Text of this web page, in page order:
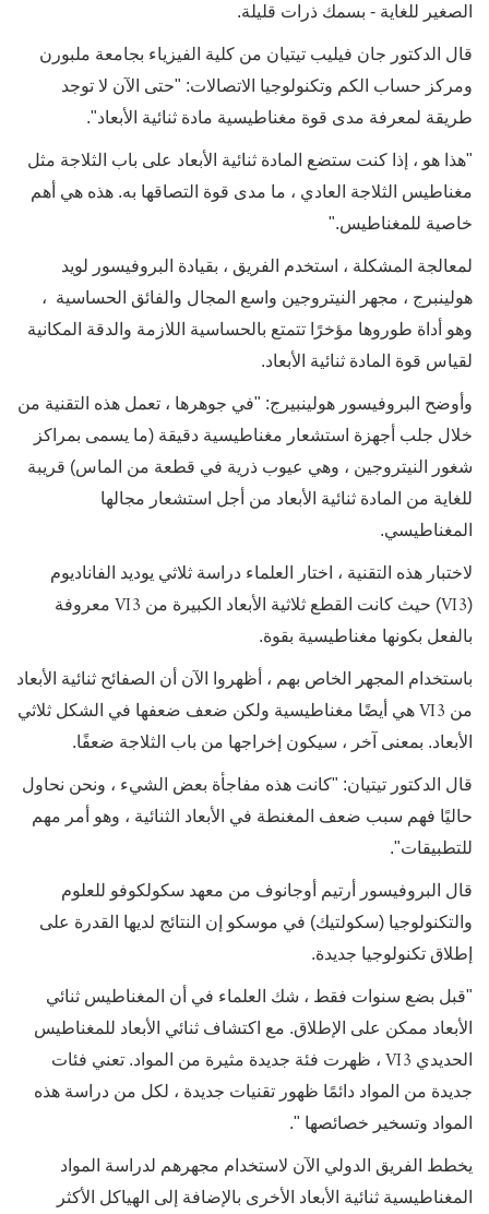
الصغير للغاية - بسمك ذرات قليلة.
قال الدكتور جان فيليب تيتيان من كلية الفيزياء بجامعة ملبورن
ومركز حساب الكم وتكنولوجيا الاتصالات: "حتى الآن لا توجد
طريقة لمعرفة مدى قوة مغناطيسية مادة ثنائية الأبعاد".
"هذا هو ، إذا كنت ستضع المادة ثنائية الأبعاد على باب الثلاجة مثل
مغناطيس الثلاجة العادي ، ما مدى قوة التصاقها به. هذه هي أهم
خاصية للمغناطيس."
لمعالجة المشكلة ، استخدم الفريق ، بقيادة البروفيسور لويد
هولينبرج ، مجهر النيتروجين واسع المجال والفائق الحساسية ،
وهو أداة طوروها مؤخرًا تتمتع بالحساسية اللازمة والدقة المكانية
لقياس قوة المادة ثنائية الأبعاد.
وأوضح البروفيسور هولينبيرج: "في جوهرها ، تعمل هذه التقنية من
خلال جلب أجهزة استشعار مغناطيسية دقيقة (ما يسمى بمراكز
شغور النيتروجين ، وهي عيوب ذرية في قطعة من الماس) قريبة
للغاية من المادة ثنائية الأبعاد من أجل استشعار مجالها
المغناطيسي.
لاختبار هذه التقنية ، اختار العلماء دراسة ثلاثي يوديد الفاناديوم
(
VI3) حيث كانت القطع ثلاثية الأبعاد الكبيرة من VI3 معروفة
بالفعل بكونها مغناطيسية بقوة.
باستخدام المجهر الخاص بهم ، أظهروا الآن أن الصفائح ثنائية الأبعاد
من VI3 هي أيضًا مغناطيسية ولكن ضعف ضعفها في الشكل ثلاثي
الأبعاد. بمعنى آخر ، سيكون إخراجها من باب الثلاجة ضعفًا.
قال الدكتور تيتيان: "كانت هذه مفاجأة بعض الشيء ، ونحن نحاول
حاليًا فهم سبب ضعف المغنطة في الأبعاد الثنائية ، وهو أمر مهم
للتطبيقات".
قال البروفيسور أرتيم أوجانوف من معهد سكولكوفو للعلوم
والتكنولوجيا (سكولتيك) في موسكو إن النتائج لديها القدرة على
إطلاق تكنولوجيا جديدة.
"قبل بضع سنوات فقط ، شك العلماء في أن المغناطيس ثنائي
الأبعاد ممكن على الإطلاق. مع اكتشاف ثنائي الأبعاد للمغناطيس
الحديدي VI3 ، ظهرت فئة جديدة مثيرة من المواد. تعني فئات
جديدة من المواد دائمًا ظهور تقنيات جديدة ، لكل من دراسة هذه
المواد وتسخير خصائصها ".
يخطط الفريق الدولي الآن لاستخدام مجهرهم لدراسة المواد
المغناطيسية ثنائية الأبعاد الأخرى بالإضافة إلى الهياكل الأكثر